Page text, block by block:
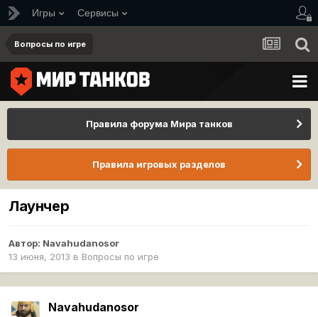
Игры Сервисы
Вопросы по игре
Правила форума Мира танков
Правила игровых разделов
Лаунчер
Автор: Navahudanosor
13 июня, 2013 в Вопросы по игре
Navahudanosor